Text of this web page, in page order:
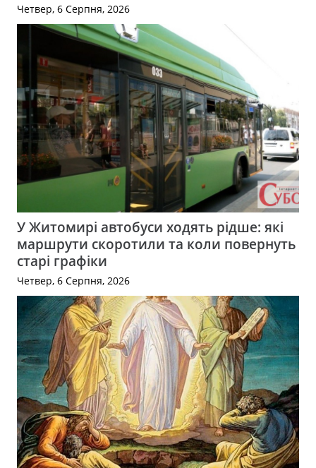
Четвер, 6 Серпня, 2026
У Житомирі автобуси ходять рідше: які
маршрути скоротили та коли повернуть
старі графіки
Четвер, 6 Серпня, 2026